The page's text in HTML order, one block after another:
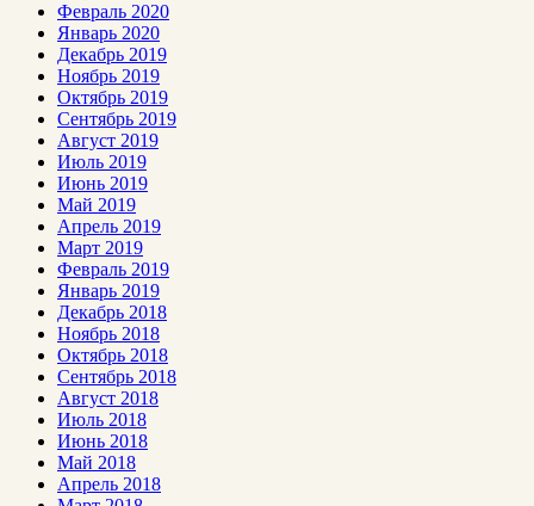
Февраль 2020
Январь 2020
Декабрь 2019
Ноябрь 2019
Октябрь 2019
Сентябрь 2019
Август 2019
Июль 2019
Июнь 2019
Май 2019
Апрель 2019
Март 2019
Февраль 2019
Январь 2019
Декабрь 2018
Ноябрь 2018
Октябрь 2018
Сентябрь 2018
Август 2018
Июль 2018
Июнь 2018
Май 2018
Апрель 2018